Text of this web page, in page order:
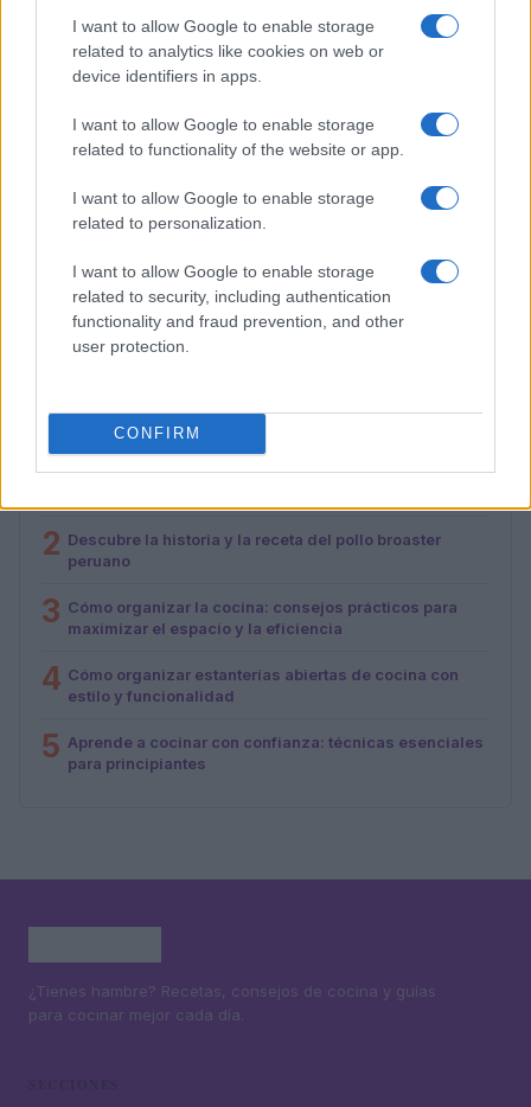
I want to allow Google to enable storage
related to analytics like cookies on web or
device identifiers in apps.
I want to allow Google to enable storage
related to functionality of the website or app.
I want to allow Google to enable storage
related to personalization.
I want to allow Google to enable storage
related to security, including authentication
functionality and fraud prevention, and other
user protection.
CONFIRM
Descubre la riqueza culinaria de Hidalgo en el festival
Sabor a Hidalgo
María Vázquez · 2 Ago 2026
MÁS LEÍDOS
2 Descubre la historia y la receta del pollo broaster
peruano
3 Cómo organizar la cocina: consejos prácticos para
maximizar el espacio y la eficiencia
4 Cómo organizar estanterías abiertas de cocina con
estilo y funcionalidad
5 Aprende a cocinar con confianza: técnicas esenciales
para principiantes
¿Tienes hambre? Recetas, consejos de cocina y guías
para cocinar mejor cada día.